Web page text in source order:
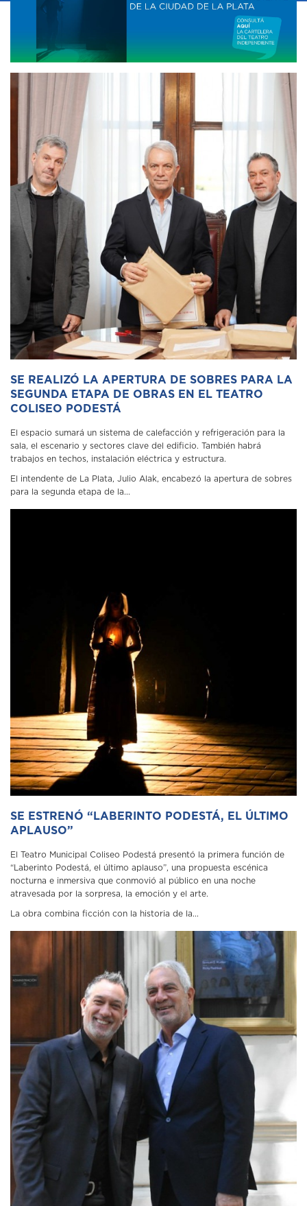
SE REALIZÓ LA APERTURA DE SOBRES PARA LA
SEGUNDA ETAPA DE OBRAS EN EL TEATRO
COLISEO PODESTÁ
El espacio sumará un sistema de calefacción y refrigeración para la
sala, el escenario y sectores clave del edificio. También habrá
trabajos en techos, instalación eléctrica y estructura.
El intendente de La Plata, Julio Alak, encabezó la apertura de sobres
para la segunda etapa de la...
SE ESTRENÓ “LABERINTO PODESTÁ, EL ÚLTIMO
APLAUSO”
El Teatro Municipal Coliseo Podestá presentó la primera función de
“Laberinto Podestá, el último aplauso”, una propuesta escénica
nocturna e inmersiva que conmovió al público en una noche
atravesada por la sorpresa, la emoción y el arte.
La obra combina ficción con la historia de la...